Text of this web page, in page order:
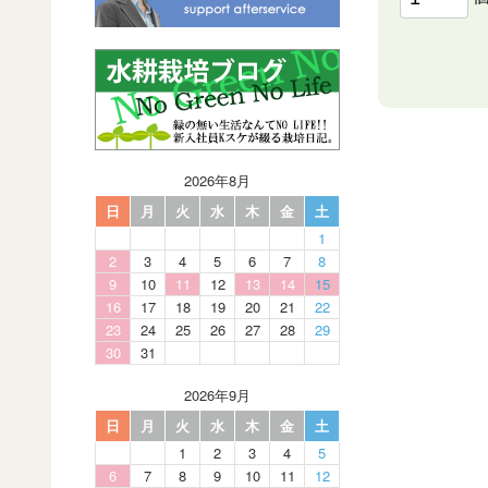
2026年8月
日
月 火 水 木 金
土
1
2
3 4 5 6 7
8
9
10 11 12 13 14
15
16
17 18 19 20 21
22
23
24 25 26 27 28
29
30
31
2026年9月
日
月 火 水 木 金
土
1
2 3 4
5
6
7 8 9 10 11
12